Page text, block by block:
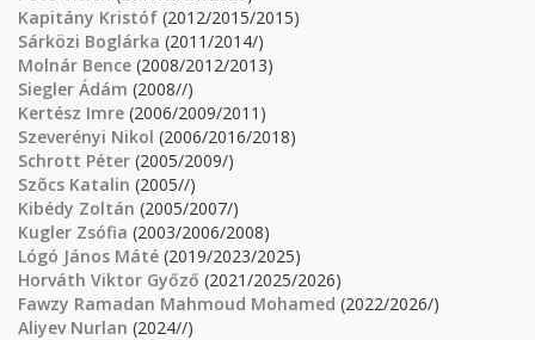
Kapitány Kristóf (2012/2015/2015)
Sárközi Boglárka (2011/2014/)
Molnár Bence (2008/2012/2013)
Siegler Ádám (2008//)
Kertész Imre (2006/2009/2011)
Szeverényi Nikol (2006/2016/2018)
Schrott Péter (2005/2009/)
Szõcs Katalin (2005//)
Kibédy Zoltán (2005/2007/)
Kugler Zsófia (2003/2006/2008)
Lógó János Máté (2019/2023/2025)
Horváth Viktor Győző (2021/2025/2026)
Fawzy Ramadan Mahmoud Mohamed (2022/2026/)
Aliyev Nurlan (2024//)